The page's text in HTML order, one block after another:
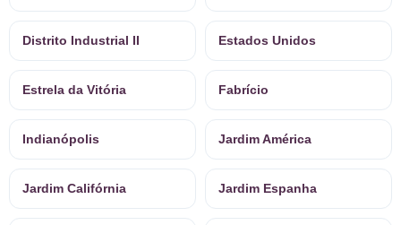
Distrito Industrial II Estados Unidos
Estrela da Vitória Fabrício
Indianópolis Jardim América
Jardim Califórnia Jardim Espanha